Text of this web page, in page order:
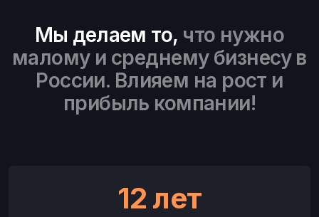
Мы делаем то, что нужно
малому и среднему бизнесу в
России. Влияем на рост и
прибыль компании!
12 лет